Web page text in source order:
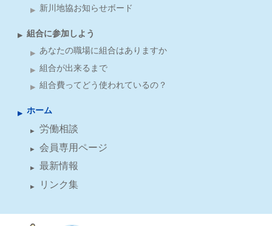
新川地協お知らせボード
組合に参加しよう
あなたの職場に組合はありますか
組合が出来るまで
組合費ってどう使われているの？
ホーム
労働相談
会員専用ページ
最新情報
リンク集